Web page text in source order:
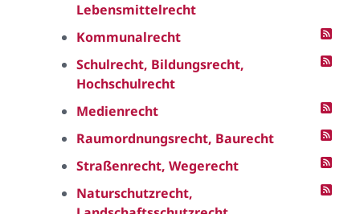
Lebensmittelrecht
Kommunalrecht
Schulrecht, Bildungsrecht,
Hochschulrecht
Medienrecht
Raumordnungsrecht, Baurecht
Straßenrecht, Wegerecht
Naturschutzrecht,